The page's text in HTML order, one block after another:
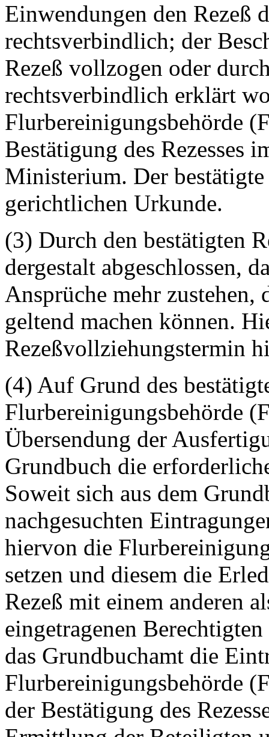
Einwendungen den Rezeß
rechtsverbindlich; der
Rezeß vollzogen oder
rechtsverbindlich erklärt
Flurbereinigungsbehörde
Bestätigung des Rezesses
Ministerium. Der
gerichtlichen Urkunde.
(3) Durch den bestätigten
dergestalt abgeschlossen,
Ansprüche mehr zustehen,
geltend machen können.
Rezeßvollziehungstermin
(4) Auf Grund des
Flurbereinigungsbehörde
Übersendung der
Grundbuch die
Soweit sich aus dem
nachgesuchten
hiervon die
setzen und diesem die
Rezeß mit einem anderen
eingetragenen
das Grundbuchamt die
Flurbereinigungsbehörde
der Bestätigung des